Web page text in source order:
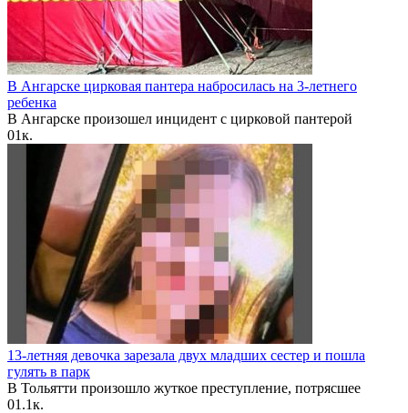
В Ангарске цирковая пантера набросилась на 3-летнего
ребенка
В Ангарске произошел инцидент с цирковой пантерой
01к.
13-летняя девочка зарезала двух младших сестер и пошла
гулять в парк
В Тольятти произошло жуткое преступление, потрясшее
01.1к.